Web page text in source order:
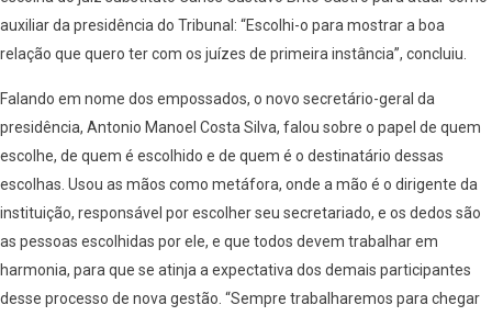
auxiliar da presidência do Tribunal: “Escolhi-o para mostrar a boa
relação que quero ter com os juízes de primeira instância”, concluiu.
Falando em nome dos empossados, o novo secretário-geral da
presidência, Antonio Manoel Costa Silva, falou sobre o papel de quem
escolhe, de quem é escolhido e de quem é o destinatário dessas
escolhas. Usou as mãos como metáfora, onde a mão é o dirigente da
instituição, responsável por escolher seu secretariado, e os dedos são
as pessoas escolhidas por ele, e que todos devem trabalhar em
harmonia, para que se atinja a expectativa dos demais participantes
desse processo de nova gestão. “Sempre trabalharemos para chegar